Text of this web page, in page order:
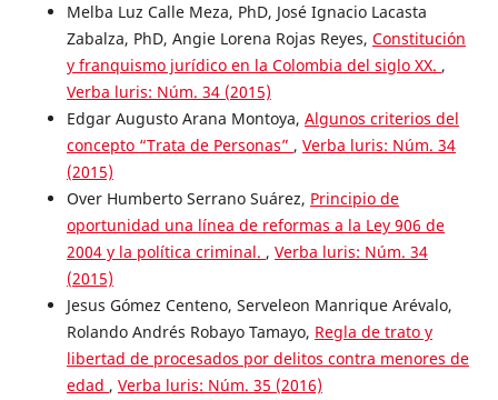
Melba Luz Calle Meza, PhD, José Ignacio Lacasta
Zabalza, PhD, Angie Lorena Rojas Reyes, Constitución
y franquismo jurídico en la Colombia del siglo XX. ,
Verba luris: Núm. 34 (2015)
Edgar Augusto Arana Montoya, Algunos criterios del
concepto “Trata de Personas” , Verba luris: Núm. 34
(2015)
Over Humberto Serrano Suárez, Principio de
oportunidad una línea de reformas a la Ley 906 de
2004 y la política criminal. , Verba luris: Núm. 34
(2015)
Jesus Gómez Centeno, Serveleon Manrique Arévalo,
Rolando Andrés Robayo Tamayo, Regla de trato y
libertad de procesados por delitos contra menores de
edad , Verba luris: Núm. 35 (2016)